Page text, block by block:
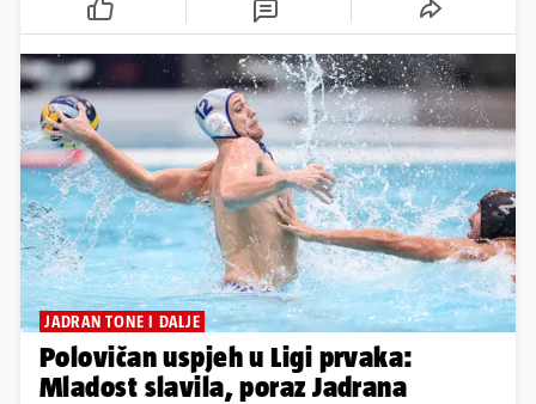
JADRAN TONE I DALJE
Polovičan uspjeh u Ligi prvaka:
Mladost slavila, poraz Jadrana